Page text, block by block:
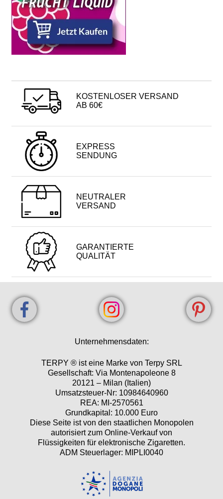
KOSTENLOSER VERSAND
AB 60€
EXPRESS
SENDUNG
NEUTRALER
VERSAND
GARANTIERTE
QUALITÄT
Unternehmensdaten:
TERPY ® ist eine Marke von Terpy SRL
Gesellschaft: Via Montenapoleone 8
20121 – Milan (Italien)
Umsatzsteuer-Nr: 10984640960
REA: MI-2570561
Grundkapital: 10.000 Euro
Diese Seite ist von den staatlichen Monopolen
autorisiert zum Online-Verkauf von
Flüssigkeiten für elektronische Zigaretten.
ADM Steuerlager: MIPLI0040